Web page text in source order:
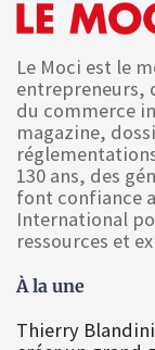
Le Moci est le
entrepreneurs,
du commerce
magazine,
130 ans, des
font confiance
International
ressources et
À la une
Thierry